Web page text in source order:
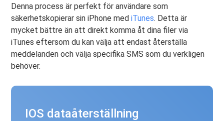
Denna process är perfekt för användare som
säkerhetskopierar sin iPhone mediTunes. Detta är
mycket bättre än att direkt komma åt dina filer via
iTunes eftersom du kan välja att endast återställa
meddelanden och välja specifika SMS som du verkligen
behöver.
IOS dataåterställning